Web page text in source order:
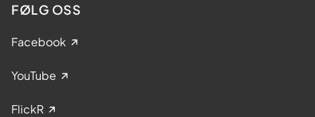
FØLG OSS
Facebook
YouTube
FlickR